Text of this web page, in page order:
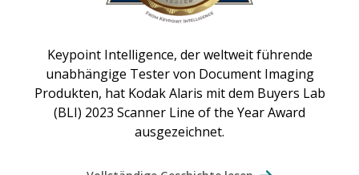
Keypoint Intelligence, der weltweit führende
unabhängige Tester von Document Imaging
Produkten, hat Kodak Alaris mit dem Buyers Lab
(BLI) 2023 Scanner Line of the Year Award
ausgezeichnet.